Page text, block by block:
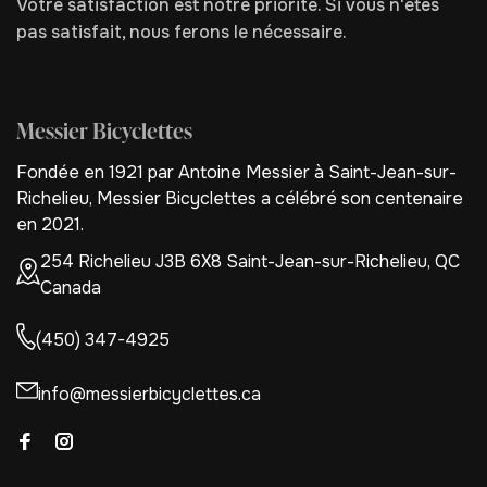
Votre satisfaction est notre priorité. Si vous n'êtes
pas satisfait, nous ferons le nécessaire.
Messier Bicyclettes
Fondée en 1921 par Antoine Messier à Saint-Jean-sur-
Richelieu, Messier Bicyclettes a célébré son centenaire
en 2021.
254 Richelieu J3B 6X8 Saint-Jean-sur-Richelieu, QC
Canada
(450) 347-4925
info@messierbicyclettes.ca